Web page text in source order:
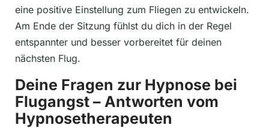
eine positive Einstellung zum Fliegen zu entwickeln.
Am Ende der Sitzung fühlst du dich in der Regel
entspannter und besser vorbereitet für deinen
nächsten Flug.
Deine Fragen zur Hypnose bei
Flugangst – Antworten vom
Hypnosetherapeuten